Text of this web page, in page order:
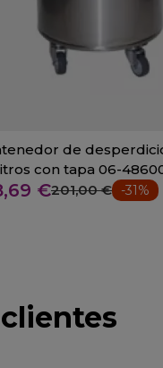
de
con tapa 06-
€201,00 € -31%